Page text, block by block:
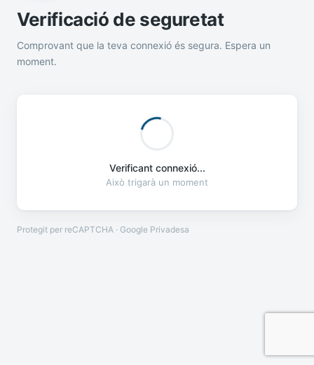
Verificació de seguretat
Comprovant que la teva connexió és segura. Espera un
moment.
Verificant connexió...
Això trigarà un moment
Protegit per reCAPTCHA · Google Privadesa